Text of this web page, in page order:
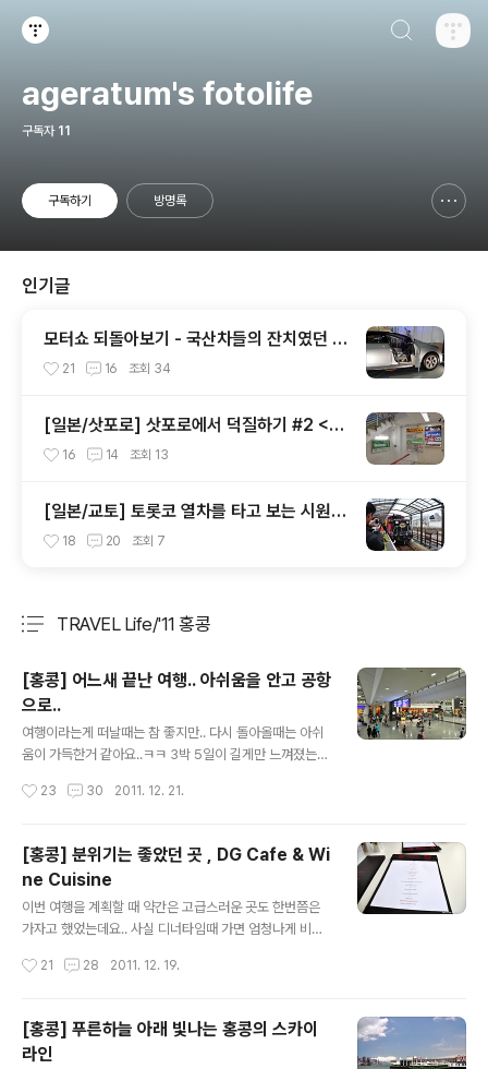
ageratum's fotolife
구독자 11
구독하기 방명록
인기글
모터쇼 되돌아보기 - 국산차들의 잔치였던 2
002 서울모터쇼
21 16 조회 34
[일본/삿포로] 삿포로에서 덕질하기 #2 <애
니메이트 주변>
16 14 조회 13
[일본/교토] 토롯코 열차를 타고 보는 시원한
풍경
18 20 조회 7
TRAVEL Life/'11 홍콩
[홍콩] 어느새 끝난 여행.. 아쉬움을 안고 공항
으로..
여행이라는게 떠날때는 참 좋지만.. 다시 돌아올때는 아쉬
움이 가득한거 같아요..ㅋㅋ 3박 5일이 길게만 느껴졌는데
가 소개해 드린게 별로 없는데.. 처음에 말씀드렸듯이.. 이
서 미리 한 터라.. 다행히 몸은 가벼..운 상태가 아니었구나..
(백팩이..;;) 공항이.. 사진빨이 잘 받는거 같아요..ㅋㅋ 그래
도 규모나 시설면에선 인천만큼 좋은 곳이 없죠..^^ 출국심
사를 하기 전에 저녁을 먹고 들어갈까 했는데.. 이렇다 할
이 있었습니다.. (뭐.. 솔직히 많지는 않습니다..ㅋㅋ) 뭘 먹..
23 30 2011. 12. 21.
[홍콩] 분위기는 좋았던 곳 , DG Cafe & Wi
ne Cuisine
이번 여행을 계획할 때 약간은 고급스러운 곳도 한번쯤은
가자고 했었는데요.. 사실 디너타임때 가면 엄청나게 비싸
서 가본 곳.. 바로 1881 헤리티지에 있는 DG Cafe & Wi
있는 곳의 2층(인가 3층인가)에 있습니다.. 밖에도 테이블
이 있지만.. 너무 더우니 안으로 들어가야했습니다..^^: 자
리를 안내받고 받은 메뉴판.. 잘 안보이시죠?^^: 사실 모든
21 28 2011. 12. 19.
[홍콩] 푸른하늘 아래 빛나는 홍콩의 스카이
라인